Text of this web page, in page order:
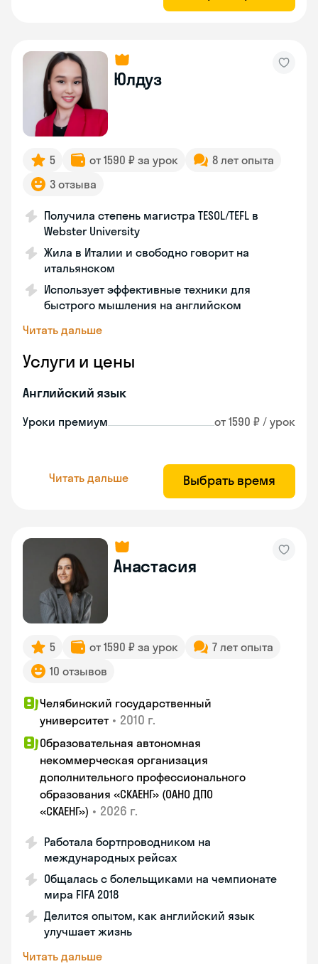
Юлдуз
5 от 1590 ₽ за урок
8 лет опыта
3 отзыва
Получила степень магистра TESOL/TEFL в
Webster University
Жила в Италии и свободно говорит на
итальянском
Использует эффективные техники для
быстрого мышления на английском
Читать дальше
Услуги и цены
Английский язык
Уроки премиум от 1590 ₽ / урок
Читать дальше Выбрать время
Анастасия
5 от 1590 ₽ за урок
7 лет опыта
10 отзывов
Челябинский государственный
университет • 2010 г.
Образовательная автономная
некоммерческая организация
дополнительного профессионального
образования «СКАЕНГ» (ОАНО ДПО
«СКАЕНГ») • 2026 г.
Работала бортпроводником на
международных рейсах
Общалась с болельщиками на чемпионате
мира FIFA 2018
Делится опытом, как английский язык
улучшает жизнь
Читать дальше